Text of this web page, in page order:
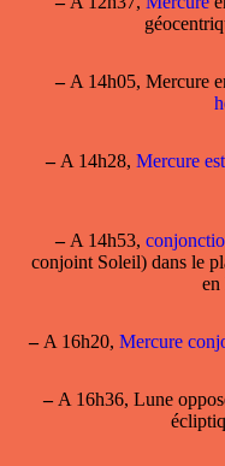
–A 14h05, Mercure
–A 14h28, Mercure
–A 14h53,
conjoint Soleil) dans le
en
–A 16h20, Mercure
–A 16h36, Lune